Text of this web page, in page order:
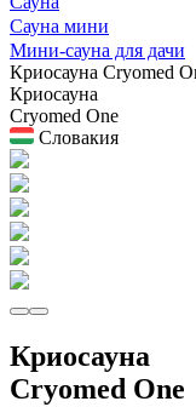
Сауна мини
Мини-сауна для дачи
Криосауна Cryomed
Криосауна
Cryomed One
Словакия
Криосауна
Cryomed One